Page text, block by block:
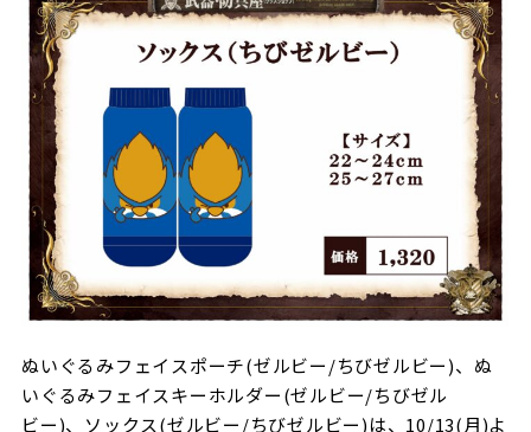
ぬいぐるみフェイスポーチ(ゼルビー/ちびゼルビー)、ぬ
いぐるみフェイスキーホルダー(ゼルビー/ちびゼル
ビー)、ソックス(ゼルビー/ちびゼルビー)は、10/13(月)よ